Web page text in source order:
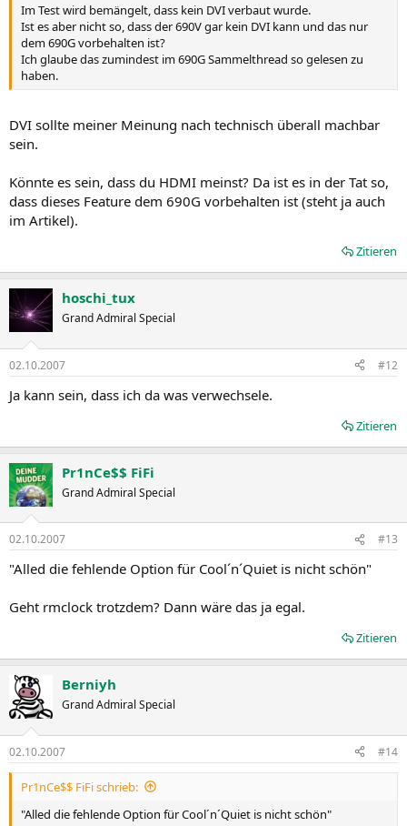
Im Test wird bemängelt, dass kein DVI verbaut wurde.
Ist es aber nicht so, dass der 690V gar kein DVI kann und das nur
dem 690G vorbehalten ist?
Ich glaube das zumindest im 690G Sammelthread so gelesen zu
haben.
DVI sollte meiner Meinung nach technisch überall machbar
sein.
Könnte es sein, dass du HDMI meinst? Da ist es in der Tat so,
dass dieses Feature dem 690G vorbehalten ist (steht ja auch
im Artikel).
Zitieren
hoschi_tux
Grand Admiral Special
02.10.2007 #12
Ja kann sein, dass ich da was verwechsele.
Zitieren
Pr1nCe$$ FiFi
Grand Admiral Special
02.10.2007 #13
"Alled die fehlende Option für Cool´n´Quiet is nicht schön"
Geht rmclock trotzdem? Dann wäre das ja egal.
Zitieren
Berniyh
Grand Admiral Special
02.10.2007 #14
Pr1nCe$$ FiFi schrieb:
"Alled die fehlende Option für Cool´n´Quiet is nicht schön"